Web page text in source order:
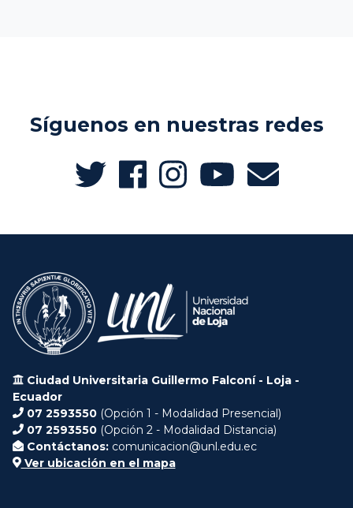
Síguenos en nuestras redes
Ciudad Universitaria Guillermo Falconí - Loja -
Ecuador
07 2593550 (Opción 1 - Modalidad Presencial)
07 2593550 (Opción 2 - Modalidad Distancia)
Contáctanos: comunicacion@unl.edu.ec
Ver ubicación en el mapa